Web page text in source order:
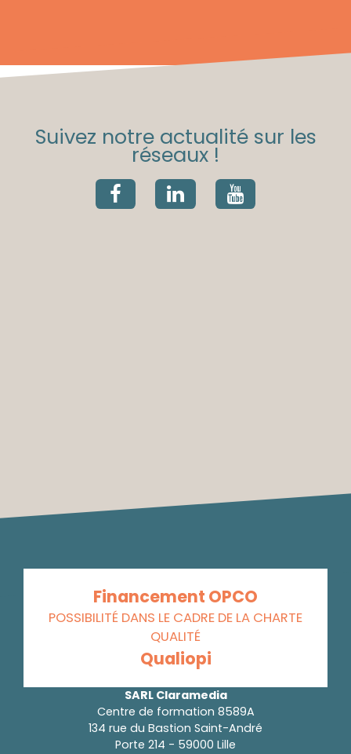
Suivez notre actualité sur les
réseaux !
Financement OPCO
POSSIBILITÉ DANS LE CADRE DE LA CHARTE
QUALITÉ
Qualiopi
SARL Claramedia
Centre de formation 8589A
134 rue du Bastion Saint-André
Porte 214 - 59000 Lille